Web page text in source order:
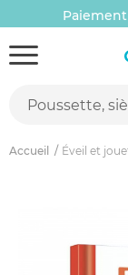
Accueil Éveil et